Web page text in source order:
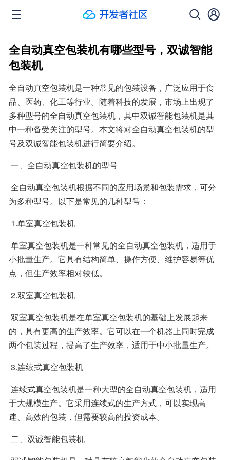
全自动真空包装机有哪些型号，双诚智能
包装机
全自动真空包装机是一种常见的包装设备，广泛应用于食
品、医药、化工等行业。随着科技的发展，市场上出现了
多种型号的全自动真空包装机，其中双诚智能包装机是其
中一种备受关注的型号。本文将对全自动真空包装机的型
号及双诚智能包装机进行简要介绍。
一、全自动真空包装机的型号
为多种型号。以下是常见的几种型号：
1.单室真空包装机
小批量生产。它具有结构简单、操作方便、维护容易等优
点，但生产效率相对较低。
2.双室真空包装机
的，具有更高的生产效率。它可以在一个机器上同时完成
两个包装过程，提高了生产效率，适用于中小批量生产。
3.连续式真空包装机
于大规模生产。它采用连续式的生产方式，可以实现高
速、高效的包装，但需要较高的投资成本。
二、双诚智能包装机